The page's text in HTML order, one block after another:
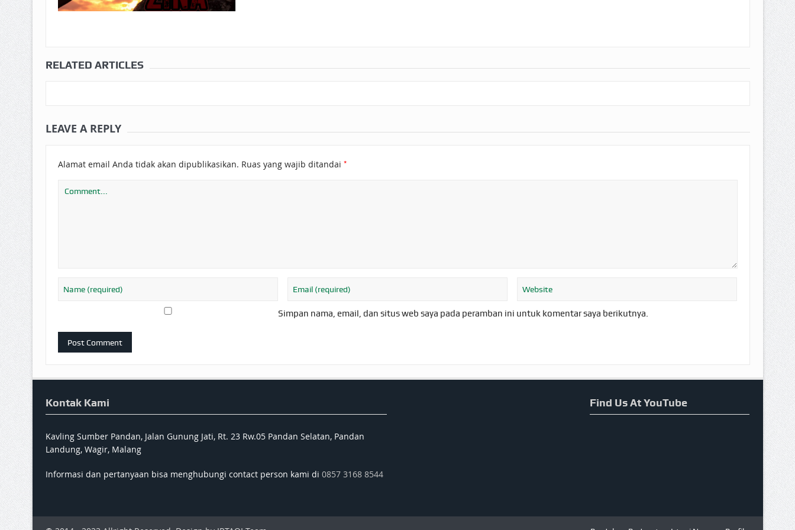
RELATED ARTICLES
LEAVE A REPLY
Alamat email Anda tidak akan dipublikasikan. Ruas yang wajib ditandai *
Simpan nama, email, dan situs web saya pada peramban ini untuk komentar saya berikutnya.
Kontak Kami
Kavling Sumber Pandan, Jalan Gunung Jati, Rt. 23 Rw.05 Pandan Selatan, Pandan
Landung, Wagir, Malang
Informasi dan pertanyaan bisa menghubungi contact person kami di 0857 3168 8544
Find Us At YouTube